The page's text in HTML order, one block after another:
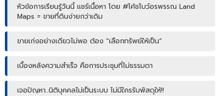
หัวข้อการเรียนรู้วันนี้ แชร์เนื้อหา โดย #โค้ชโบว์อรพรรณ Land
Maps = ขายที่ดินง่ายกว่าเดิม
ขายเก่งอย่างเดียวไม่พอ ต้อง “เลือกทรัพย์ให้เป็น”
เบื้องหลังความสำเร็จ คือการประชุมที่ไม่ธรรมดา
เจอปัญหา..นิติบุคคลไม่เป็นระบบ ไม่มีใครรับพัสดุให้!!